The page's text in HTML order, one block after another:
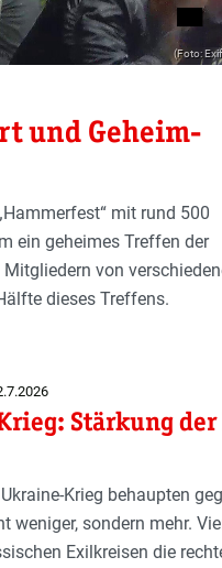
(Foto:
und Geheim-
mit rund 500
ein geheimes Treffen der
von
dieses Treffens.
Stärkung
Krieg behaupten
weniger, sondern mehr.
Exilkreisen die